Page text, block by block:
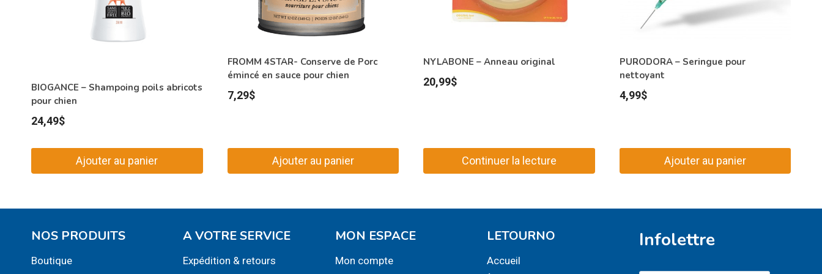
BIOGANCE – Shampoing poils abricots
pour chien
24,49$
Ajouter au panier
FROMM 4STAR- Conserve de Porc
émincé en sauce pour chien
7,29$
Ajouter au panier
NYLABONE – Anneau original
20,99$
Continuer la lecture
PURODORA – Seringue pour
nettoyant
4,99$
Ajouter au panier
NOS PRODUITS
Boutique
A VOTRE SERVICE
Expédition & retours
MON ESPACE
Mon compte
LETOURNO
Accueil
Infolettre